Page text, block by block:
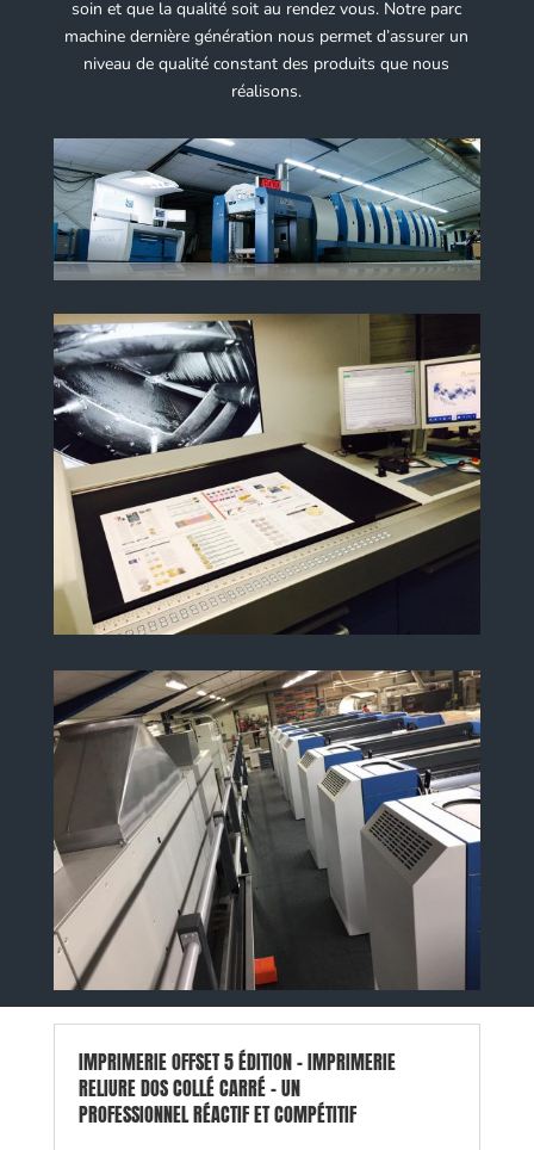
soin et que la qualité soit au rendez vous. Notre parc
machine dernière génération nous permet d’assurer un
niveau de qualité constant des produits que nous
réalisons.
IMPRIMERIE OFFSET 5 ÉDITION - IMPRIMERIE
RELIURE DOS COLLÉ CARRÉ - UN
PROFESSIONNEL RÉACTIF ET COMPÉTITIF